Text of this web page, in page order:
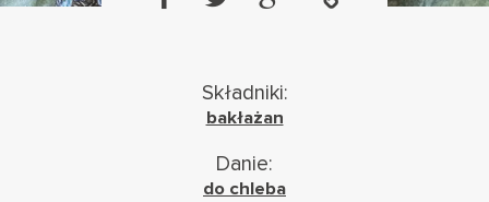
Składniki:
bakłażan
Danie:
do chleba